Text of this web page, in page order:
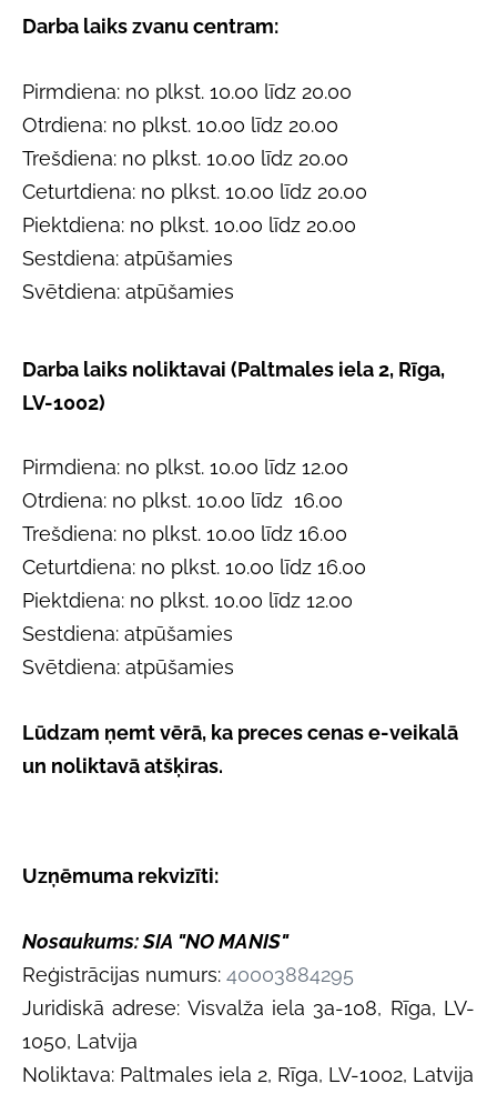
Darba laiks zvanu centram:
Pirmdiena: no plkst. 10.00 līdz 20.00
Otrdiena: no plkst. 10.00 līdz 20.00
Trešdiena: no plkst. 10.00 līdz 20.00
Ceturtdiena: no plkst. 10.00 līdz 20.00
Piektdiena: no plkst. 10.00 līdz 20.00
Sestdiena: atpūšamies
Svētdiena: atpūšamies
Darba laiks noliktavai (Paltmales iela 2, Rīga,
LV-1002)
Pirmdiena: no plkst. 10.00 līdz 12.00
Otrdiena: no plkst. 10.00 līdz 16.00
Trešdiena: no plkst. 10.00 līdz 16.00
Ceturtdiena: no plkst. 10.00 līdz 16.00
Piektdiena: no plkst. 10.00 līdz 12.00
Sestdiena: atpūšamies
Svētdiena: atpūšamies
Lūdzam ņemt vērā, ka preces cenas e-veikalā
un noliktavā atšķiras.
Uzņēmuma rekvizīti:
Nosaukums: SIA "NO MANIS"
Reģistrācijas numurs: 40003884295
Juridiskā adrese: Visvalža iela 3a-108, Rīga, LV-
1050, Latvija
Noliktava: Paltmales iela 2, Rīga, LV-1002, Latvija